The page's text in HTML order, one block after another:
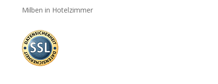
Milben in Hotelzimmer